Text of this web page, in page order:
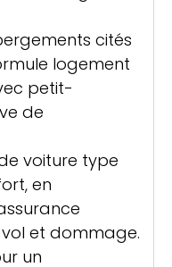
cités
logement
petit-
de
voiture type
en
et dommage.
un